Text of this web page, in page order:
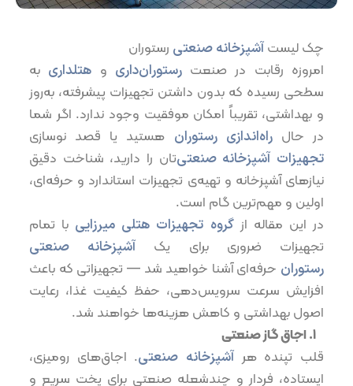
چک لیستآشپزخانه صنعتی رستوران
امروزه رقابت در صنعترستوران‌داری و هتلداری به
سطحی رسیده که بدون داشتن تجهیزات پیشرفته، به‌روز
و بهداشتی، تقریباً امکان موفقیت وجود ندارد. اگر شما
در حالراه‌اندازی رستوران هستید یا قصد نوسازی
تجهیزات آشپزخانه صنعتی‌تان را دارید، شناخت دقیق
نیازهای آشپزخانه و تهیه‌ی تجهیزات استاندارد و حرفه‌ای،
اولین و مهم‌ترین گام است.
در این مقاله ازگروه تجهیزات هتلی میرزایی با تمام
تجهیزات ضروری برای یک آشپزخانه صنعتی
رستوران حرفه‌ای آشنا خواهید شد — تجهیزاتی که باعث
افزایش سرعت سرویس‌دهی، حفظ کیفیت غذا، رعایت
اصول بهداشتی و کاهش هزینه‌ها خواهند شد.
قلب تپنده هر آشپزخانه صنعتی. اجاق‌های رومیزی،
ایستاده، فردار و چندشعله صنعتی برای پخت سریع و